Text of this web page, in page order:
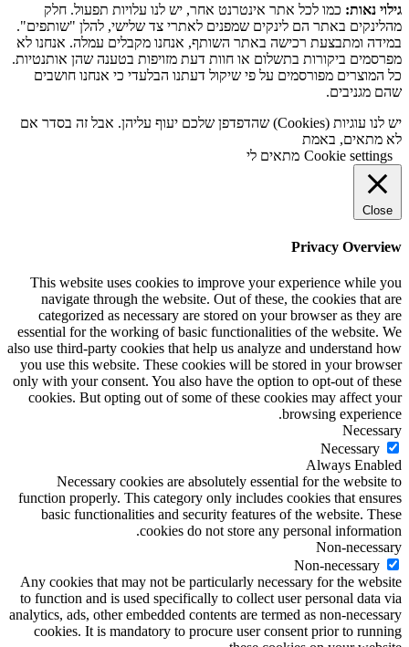
גילוי נאות: כמו לכל אתר אינטרנט אחר, יש לנו עלויות תפעול. חלק
מהלינקים באתר הם לינקים שמפנים לאתרי צד שלישי, להלן "שותפים".
במידה ומתבצעת רכישה באתר השותף, אנחנו מקבלים עמלה. אנחנו לא
מפרסמים ביקורות בתשלום או חוות דעת מזויפות בטענה שהן אותנטיות.
כל המוצרים מפורסמים על פי שיקול דעתנו הבלעדי כי אנחנו חושבים
שהם מגניבים.
יש לנו עוגיות (Cookies) שהדפדפן שלכם יעוף עליהן. אבל זה בסדר אם
לא מתאים, באמת
Cookie settings מתאים לי
Close
Privacy Overview
This website uses cookies to improve your experience while you
navigate through the website. Out of these, the cookies that are
categorized as necessary are stored on your browser as they are
essential for the working of basic functionalities of the website. We
also use third-party cookies that help us analyze and understand how
you use this website. These cookies will be stored in your browser
only with your consent. You also have the option to opt-out of these
cookies. But opting out of some of these cookies may affect your
browsing experience.
Necessary
Necessary
Always Enabled
Necessary cookies are absolutely essential for the website to
function properly. This category only includes cookies that ensures
basic functionalities and security features of the website. These
cookies do not store any personal information.
Non-necessary
Non-necessary
Any cookies that may not be particularly necessary for the website
to function and is used specifically to collect user personal data via
analytics, ads, other embedded contents are termed as non-necessary
cookies. It is mandatory to procure user consent prior to running